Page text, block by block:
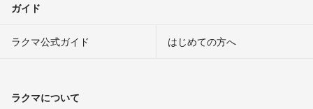
ガイド
ラクマ公式ガイド はじめての方へ
ラクマについて